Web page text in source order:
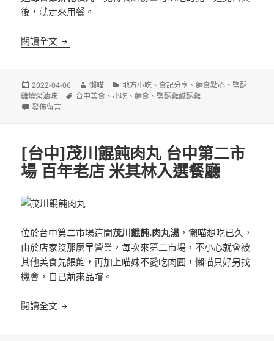
後，就走來用餐。
閱讀全文 [台中]台中麻辣大腸麵線香雞排花枝丸 鄰近廣三
發
佈
日
2022-04-06
作
者
懶喵
分
類
地方小吃 、食記分享 、麵食點心 、 鹽酥
雞燒烤滷味
標
台中美食 、小吃 、麵食 、 鹽酥雞鹹酥雞
在〈[台中]台中麻辣大腸麵線香雞排花枝丸 鄰近廣三SOGO 文青風小吃〉
發佈留言
[台中]茂川餛飩肉丸 台中第二市
場 百年老店 米其林入選餐廳
位於台中第二市場這間茂川餛飩.肉丸湯 ，懶喵想吃已久，
由於店家沒那麼早營業，每次來第二市場，不小心就會被
其他美食先餵飽，再加上喵妹不愛吃肉圓，懶喵只好另找
機會，自己前來品嚐。
閱讀全文 [台中]茂川餛飩肉丸 台中第二市場 百年老店 米其林